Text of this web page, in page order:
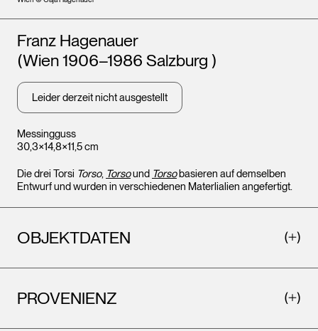
Messingguss
30,3×14,8×11,5 cm
Künstler*innen
Franz Hagenauer
(Wien 1906–1986 Salzburg )
Leider derzeit nicht ausgestellt
Die drei Torsi Torso, Torsound Torsobasieren auf demselben
Entwurf und wurden in verschiedenen Materlialien angefertigt.
OBJEKTDATEN
PROVENIENZ